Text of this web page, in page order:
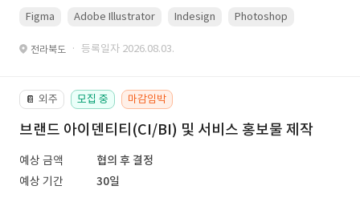
Figma Adobe Illustrator Indesign Photoshop
전라북도 · 등록일자 2026.08.03.
📔 외주 모집 중 마감임박
브랜드 아이덴티티(CI/BI) 및 서비스 홍보물 제작
예상 금액
협의 후 결정
예상 기간
30일